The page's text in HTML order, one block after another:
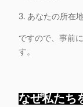
3. あなたの所在
ですので、事前
す。
なぜ私たち